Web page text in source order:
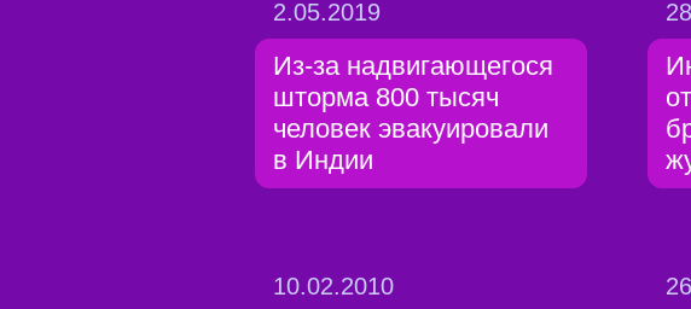
2.05.2019
Из-за надвигающегося
шторма 800 тысяч
человек эвакуировали
в Индии
10.02.2010